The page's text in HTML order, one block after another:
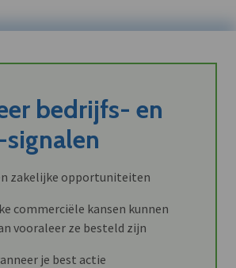
bedrijfs- en
zakelijke opportuniteiten
commerciële kansen kunnen
vooraleer ze besteld zijn
je best actie